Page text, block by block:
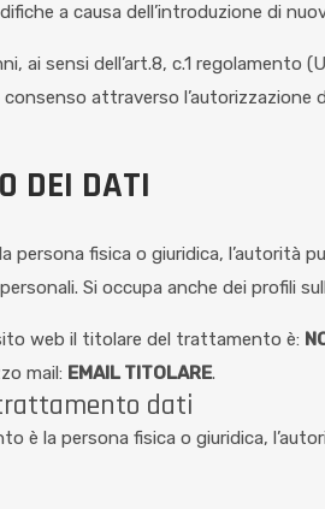
a causa dell’introduzione di
ai sensi dell’art.8, c.1
attraverso l’autorizzazione
DEI DATI
persona fisica o giuridica, l’autorità
Si occupa anche dei profili
web il titolare del trattamento è:
mail: EMAIL TITOLARE.
dati
è la persona fisica o giuridica,